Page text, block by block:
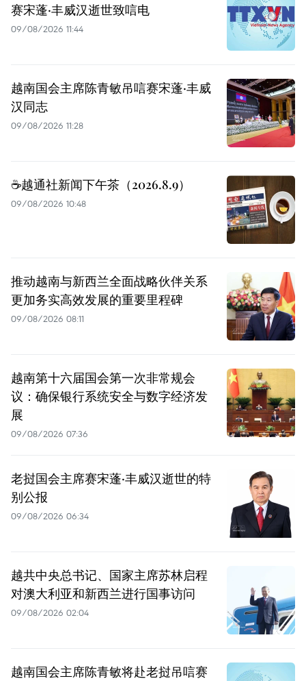
赛宋蓬·丰威汉逝世致唁电
09/08/2026 11:44
越南国会主席陈青敏吊唁赛宋蓬·丰威
汉同志
09/08/2026 11:28
☕️越通社新闻下午茶（2026.8.9）
09/08/2026 10:48
推动越南与新西兰全面战略伙伴关系
更加务实高效发展的重要里程碑
09/08/2026 08:11
越南第十六届国会第一次非常规会
议：确保银行系统安全与数字经济发
展
09/08/2026 07:36
老挝国会主席赛宋蓬·丰威汉逝世的特
别公报
09/08/2026 06:34
越共中央总书记、国家主席苏林启程
对澳大利亚和新西兰进行国事访问
09/08/2026 02:04
越南国会主席陈青敏将赴老挝吊唁赛